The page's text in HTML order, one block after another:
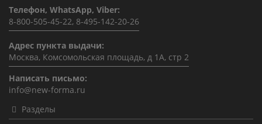
Телефон, WhatsApp, Viber:
8-800-505-45-22, 8-495-142-20-26
Адрес пункта выдачи:
Москва, Комсомольская площадь, д 1А, стр 2
Написать письмо:
info@new-forma.ru
Разделы